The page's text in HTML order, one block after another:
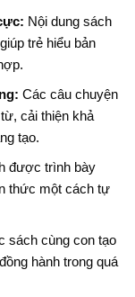
Nội dung sách
trẻ hiểu bản
Các câu chuyện
cải thiện khả
tạo.
được trình bày
thức một cách tự
sách cùng con tạo
hành trong quá